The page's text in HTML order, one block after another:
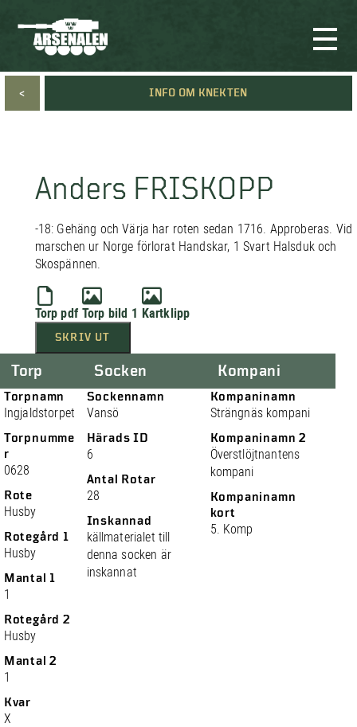
< INFO OM KNEKTEN
Anders FRISKOPP
-18: Gehäng och Värja har roten sedan 1716. Approberas. Vid
marschen ur Norge förlorat Handskar, 1 Svart Halsduk och
Skospännen.
Torp pdf Torp bild 1 Kartklipp
SKRIV UT
Torp
Torpnamn
Ingjaldstorpet
Torpnumme
r
0628
Rote
Husby
Rotegård 1
Husby
Mantal 1
1
Rotegård 2
Husby
Mantal 2
1
Kvar
X
Socken
Sockennamn
Vansö
Härads ID
6
Antal Rotar
28
Inskannad
källmaterialet till
denna socken är
inskannat
Kompani
Kompaninamn
Strängnäs kompani
Kompaninamn 2
Överstlöjtnantens
kompani
Kompaninamn
kort
5. Komp